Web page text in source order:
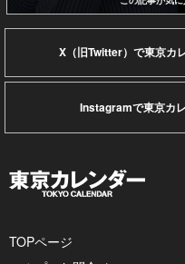
X（旧Twitter）で東京カ
Instagramで東京カ
TOPページ